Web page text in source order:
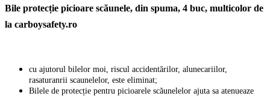
Bile protecție picioare scăunele, din spuma, 4 buc, multicolor de
la carboysafety.ro
cu ajutorul bilelor moi, riscul accidentărilor, alunecariilor,
rasaturanrii scaunelelor, este eliminat;
Bilele de protecție pentru picioarele scăunelelor ajuta sa atenueaze